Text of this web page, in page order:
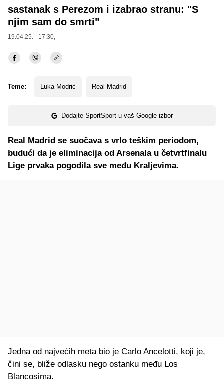
sastanak s Perezom i izabrao stranu: "S
njim sam do smrti"
19.04.25. - 17:30,
Teme: Luka Modrić Real Madrid
Dodajte SportSport u vaš Google izbor
Real Madrid se suočava s vrlo teškim periodom,
budući da je eliminacija od Arsenala u četvrtfinalu
Lige prvaka pogodila sve među Kraljevima.
Jedna od najvećih meta bio je Carlo Ancelotti, koji je,
čini se, bliže odlasku nego ostanku među Los
Blancosima.